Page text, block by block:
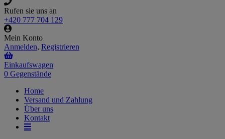
Rufen sie uns an
+420 777 704 129
Mein Konto
Anmelden, Registrieren
Einkaufswagen
0 Gegenstände
Home
Versand und Zahlung
Über uns
Kontakt